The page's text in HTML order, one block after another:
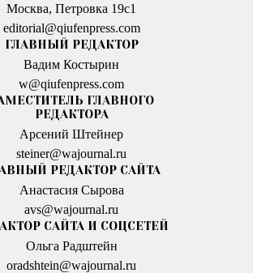
Москва, Петровка 19с1
editorial@qiufenpress.com
ГЛАВНЫЙ РЕДАКТОР
Вадим Костырин
w@qiufenpress.com
ГЛАВНОГО
РЕДАКТОРА
Арсений Штейнер
steiner@wajournal.ru
РЕДАКТОР САЙТА
Анастасия Сырова
avs@wajournal.ru
САЙТА И СОЦСЕТЕЙ
Ольга Радштейн
oradshtein@wajournal.ru